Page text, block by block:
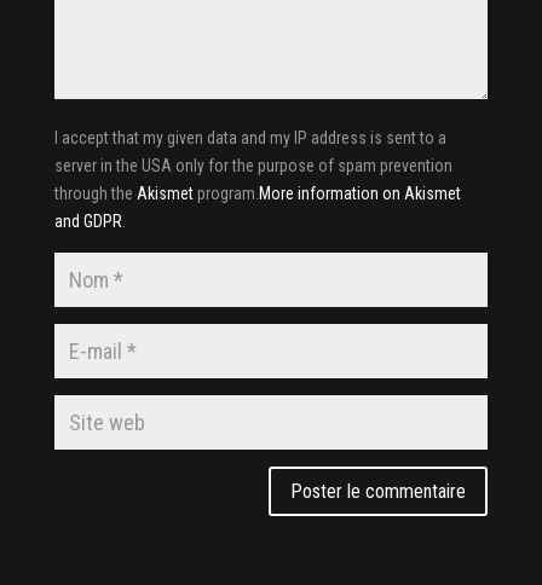
I accept that my given data and my IP address is sent to a
server in the USA only for the purpose of spam prevention
through the Akismetprogram. More information on Akismet
and GDPR